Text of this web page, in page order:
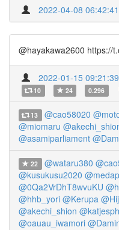
2022-04-08 06:42:41
@hayakawa2600 https://
2022-01-15 09:21:39
10 24 0.296
13 @cao58020
@miomaru
@asamiparliament
22 @wataru380
@kusukusu2020
@0Qa2VrDhT8wvuKU
@hhb_yori @Kerupa
@akechi_shion
@oauau_iwamori